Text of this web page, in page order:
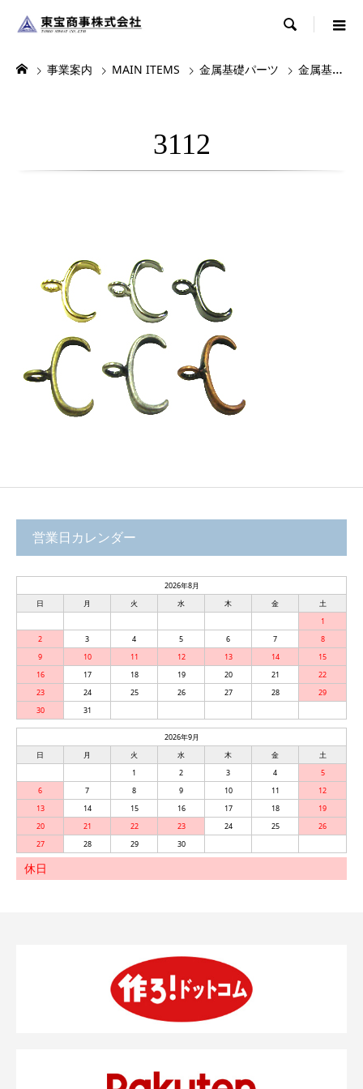

事業案内 MAIN ITEMS 金属基礎パーツ 金属基礎パーツ3
3112
営業日カレンダー
2026年8月
日
月 火 水 木 金
土
1
2
3 4 5 6 7
8
9
10 11 12 13 14
15
16
17 18 19 20 21
22
23
24 25 26 27 28
29
30
31
2026年9月
日
月 火 水 木 金
土
1
2 3 4
5
6
7 8 9 10 11
12
13
14 15 16 17 18
19
20
21 22 23 24 25
26
27
28 29 30
休日